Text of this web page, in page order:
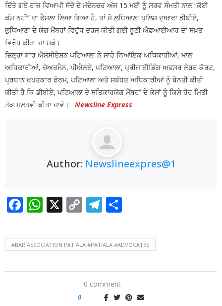
ਨਿਗਮ ਨਾਲ ਮਿਲ ਕੇ ਪਟਿਆਲਾ ਦੀਆਂ ਪੰਜ ਪ੍ਰਮੁੱਖ ਸੜਕਾਂ
ਦੀ ਕੀਤੀ ਸਫ਼ਾਈ 🚩 ਮੁੱਖ ਮੰਤਰੀ ਭਗਵੰਤ ਸਿੰਘ ਮਾਨ
ਅਤੇ ਟਰਾਂਸਪੋਰਟ ਮੰਤਰੀ ਹਰਪਾਲ ਸਿੰਘ ਚੀਮਾ ਦੀ ਅਗਵਾਈ
ਹੇਠ ਹਾਈ-ਟੈਕ ਹੋਵੇਗਾ PRTC
ਦਿੱਤੇ ਗਏ ਰਾਜ ਵਿਆਪੀ ਸੱਦੇ ਦੇ ਮੱਦੇਨਜ਼ਰ ਅੱਜ 15 ਮਈ ਨੂੰ ਸਰਵ ਸੰਮਤੀ ਨਾਲ “ਕੋਈ
ਕੰਮ ਨਹੀਂ” ਦਾ ਫੈਸਲਾ ਲਿਆ ਗਿਆ ਹੈ, ਤਾਂ ਜੋ ਲੁਧਿਆਣਾ ਪੁਲਿਸ ਦੁਆਰਾ ਡੀਬੀਏ,
ਲੁਧਿਆਣਾ ਦੇ ਯੋਗ ਮੈਂਬਰਾਂ ਵਿਰੁੱਧ ਦਰਜ ਕੀਤੀ ਗਈ ਝੂਠੀ ਐਫਆਈਆਰ ਦਾ ਸਖ਼ਤ
ਵਿਰੋਧ ਕੀਤਾ ਜਾ ਸਕੇ।
ਜ਼ਿਲ੍ਹਾ ਬਾਰ ਐਸੋਸੀਏਸ਼ਨ ਪਟਿਆਲਾ ਨੇ ਸਾਰੇ ਨਿਆਂਇਕ ਅਧਿਕਾਰੀਆਂ, ਮਾਲ
ਅਧਿਕਾਰੀਆਂ, ਚੇਅਰਮੈਨ, ਪੀਐਲਏ, ਪਟਿਆਲਾ, ਪ੍ਰੀਜ਼ਾਈਡਿੰਗ ਅਫਸਰ ਲੇਬਰ ਕੋਰਟ,
ਪ੍ਰਧਾਨ ਖਪਤਕਾਰ ਫੋਰਮ, ਪਟਿਆਲਾ ਅਤੇ ਸਬੰਧਤ ਅਧਿਕਾਰੀਆਂ ਨੂੰ ਬੇਨਤੀ ਕੀਤੀ
ਕੀਤੀ ਹੈ ਕਿ ਡੀਬੀਏ, ਪਟਿਆਲਾ ਦੇ ਸਤਿਕਾਰਯੋਗ ਮੈਂਬਰਾਂ ਦੇ ਕੇਸਾਂ ਨੂੰ ਕਿਸੇ ਹੋਰ ਮਿਤੀ
ਤੱਕ ਮੁਲਤਵੀ ਕੀਤਾ ਜਾਵੇ। Newsline Express
Author: Newslineexpres@1
Facebook
WhatsApp
X CopyTelegram
#BAR ASSOCIATION PATIALA #PATIALA #ADVOCATES
0 comment
0